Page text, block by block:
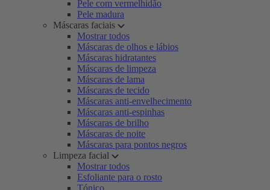
Pele com vermelhidão
Pele madura
Máscaras faciais
Mostrar todos
Máscaras de olhos e lábios
Máscaras hidratantes
Máscaras de limpeza
Máscaras de lama
Máscaras de tecido
Máscaras anti-envelhecimento
Máscaras anti-espinhas
Máscaras de brilho
Máscaras de noite
Máscaras para pontos negros
Limpeza facial
Mostrar todos
Esfoliante para o rosto
Tónico